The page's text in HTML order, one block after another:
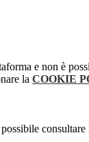
e non è
la COOKIE